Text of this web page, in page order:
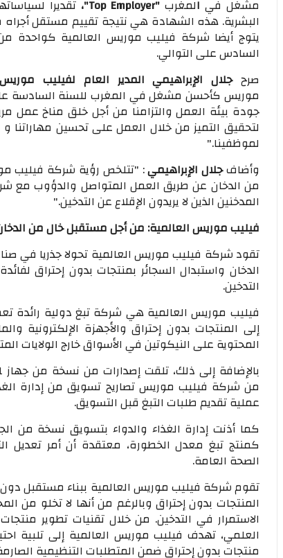
مشغل في المغرب "
Top Employer"، تقديرا
البشرية. هذه الشهادة هي نتيجة تقييم مستقل
يتوج أيضا شركة فيليب موريس العالمية كواحدة
السادس على التوالي.
صرح جلال الإبراهيمي المدير العام لفيليب
موريس كأحسن مشغل في المغرب للسنة السادسة
جودة بيئة العمل والتزامنا من أجل خلق مناخ عمل
لتحقيق التميز من خلال العمل على تحسين مهاراتنا
لموظفينا."
وأضافجلال الإبراهيمي: "تتلخص رؤية شركة فيليب
من الدخان عن طريق العمل المتواصل والدؤوب مع
المدخنين الذين لا يريدون الإقلاع عن التدخين."
فيليب موريس العالمية: من أجل مستقبل خال من
تقود شركة فيليب موريس العالمية تحولا جذريا في
الدخان واستبدال السجائر بمنتجات بدون إحتراق
التدخين.
فيليب موريس العالمية هي شركة تبغ دولية رائدة
إلى المنتجات بدون إحتراق والأجهزة الإلكترونية
المحتوية على النيكوتين في الأسواق خارج الولايات
عملية تقديم طلبات التبغ قبل التسويق.
كما أذنت إدارة الغذاء والدواء بتسويق نسخة من
كمنتج تبغ معدل الخطورة، معتقدة أن أمر تعديل
الصحة العامة.
تقوم شركة فيليب موريس العالمية ببناء مستقبل
المنتجات بدون إحتراق وبالرغم من أنها لا تخلو من
الاستمرار في التدخين. من خلال تقنيات تطوير
العلمي، تهدف فيليب موريس العالمية إلى تلبية
منتجات بدون إحتراق ضمن المتطلبات التنظيمية